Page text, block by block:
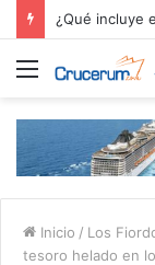
Menú
Inicio / Los
tesoro helado en